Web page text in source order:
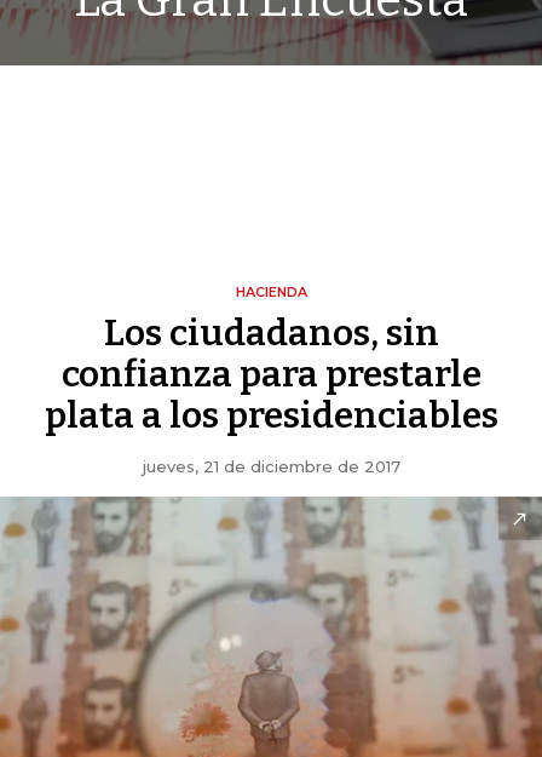
HACIENDA
Los ciudadanos, sin
confianza para prestarle
plata a los presidenciables
jueves, 21 de diciembre de 2017